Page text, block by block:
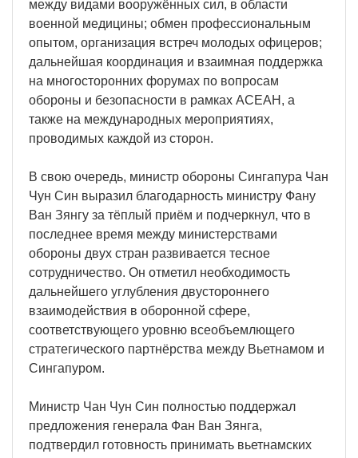
между видами вооружённых сил, в области
военной медицины; обмен профессиональным
опытом, организация встреч молодых офицеров;
дальнейшая координация и взаимная поддержка
на многосторонних форумах по вопросам
обороны и безопасности в рамках АСЕАН, а
также на международных мероприятиях,
проводимых каждой из сторон.
В свою очередь, министр обороны Сингапура Чан
Чун Син выразил благодарность министру Фану
Ван Зянгу за тёплый приём и подчеркнул, что в
последнее время между министерствами
обороны двух стран развивается тесное
сотрудничество. Он отметил необходимость
дальнейшего углубления двустороннего
взаимодействия в оборонной сфере,
соответствующего уровню всеобъемлющего
стратегического партнёрства между Вьетнамом и
Сингапуром.
Министр Чан Чун Син полностью поддержал
предложения генерала Фан Ван Зянга,
подтвердил готовность принимать вьетнамских